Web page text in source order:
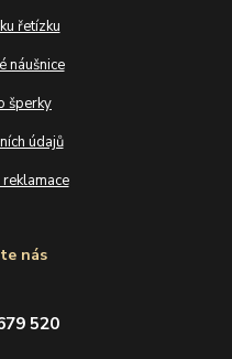
řetízku
náušnice
šperky
údajů
nás
520